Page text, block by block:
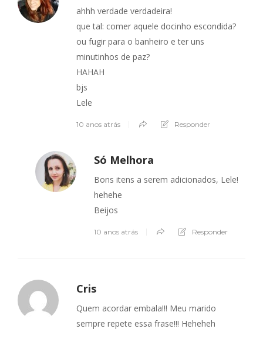
ahhh verdade verdadeira!
que tal: comer aquele docinho escondida?
ou fugir para o banheiro e ter uns
minutinhos de paz?
HAHAH
bjs
Lele
10 anos atrás Responder
Só Melhora
Bons itens a serem adicionados, Lele!
hehehe
Beijos
10 anos atrás Responder
Cris
Quem acordar embala!!! Meu marido
sempre repete essa frase!!! Heheheh